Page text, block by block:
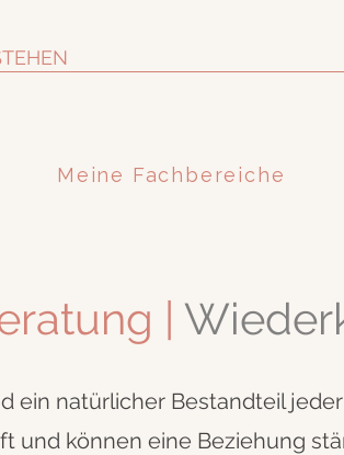
Meine Fachbereiche
|
ein natürlicher Bestandteil jeder
und können eine Beziehung